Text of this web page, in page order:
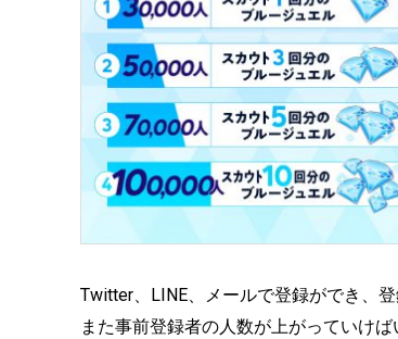
Twitter、LINE、メールで登録ができ、
また事前登録者の人数が上がっていけ